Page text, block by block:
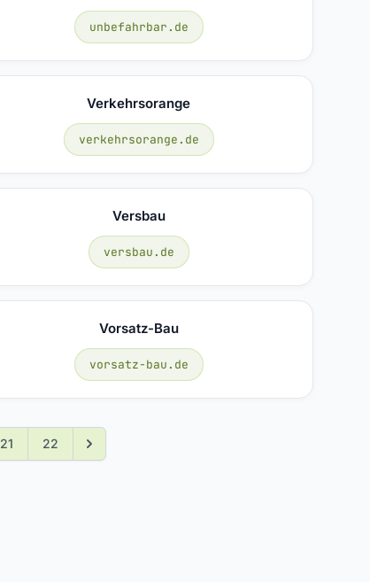
unbefahrbar.de
Verkehrsorange
verkehrsorange.de
Versbau
versbau.de
Vorsatz-Bau
vorsatz-bau.de
21 22